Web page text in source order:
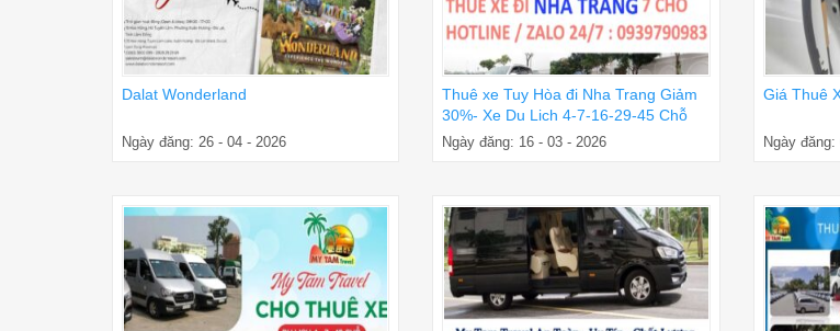
Dalat Wonderland
Ngày đăng: 26 - 04 - 2026
Thuê xe Tuy Hòa đi Nha Trang Giảm
30%- Xe Du Lich 4-7-16-29-45 Chỗ
Ngày đăng: 16 - 03 - 2026
Giá Thuê
Ngày